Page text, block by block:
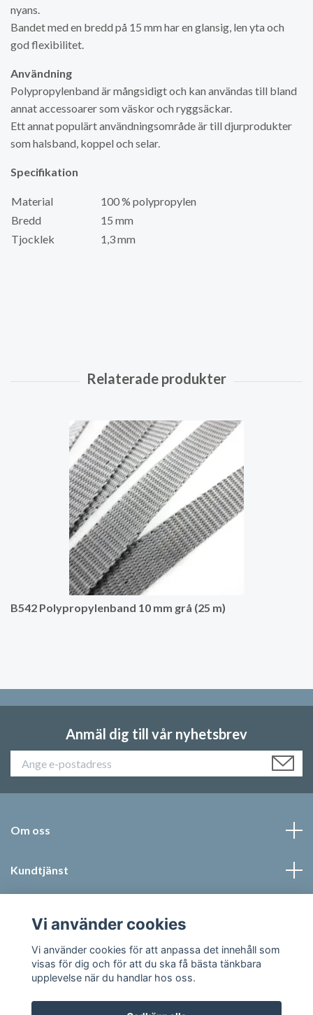
nyans.
Bandet med en bredd på 15 mm har en glansig, len yta och
god flexibilitet.
Användning
Polypropylenband är mångsidigt och kan användas till bland
annat accessoarer som väskor och ryggsäckar.
Ett annat populärt användningsområde är till djurprodukter
som halsband, koppel och selar.
Specifikation
Material
100 % polypropylen
Bredd
15 mm
Tjocklek
1,3 mm
B542 Polypropylenband 10 mm grå (25 m)
Anmäl dig till vår nyhetsbrev
Om oss
Kundtjänst
Sociala medier
Vi använder cookies
Vi använder cookies för att anpassa det innehåll som
visas för dig och för att du ska få bästa tänkbara
upplevelse när du handlar hos oss.